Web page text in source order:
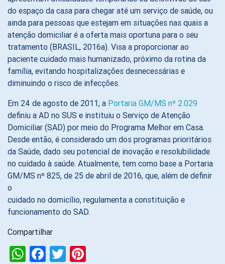
do espaço da casa para chegar até um serviço de saúde, ou
ainda para pessoas que estejam em situações nas quais a
atenção domiciliar é a oferta mais oportuna para o seu
tratamento (BRASIL, 2016a). Visa a proporcionar ao
paciente cuidado mais humanizado, próximo da rotina da
família, evitando hospitalizações desnecessárias e
diminuindo o risco de infecções.
Em 24 de agosto de 2011, a Portaria GM/MS nº 2.029
definiu a AD no SUS e instituiu o Serviço de Atenção
Domiciliar (SAD) por meio do Programa Melhor em Casa.
Desde então, é considerado um dos programas prioritários
da Saúde, dado seu potencial de inovação e resolubilidade
no cuidado à saúde. Atualmente, tem como base a Portaria
GM/MS nº 825, de 25 de abril de 2016, que, além de definir
o
cuidado no domicílio, regulamenta a constituição e
funcionamento do SAD.
Compartilhar
WhatsApp
Facebook
Twitter